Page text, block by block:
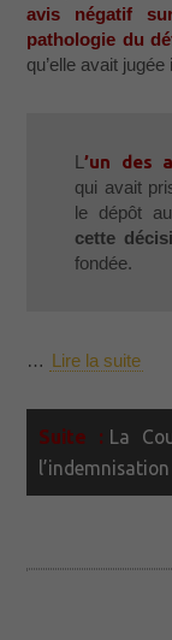
avis négatif
pathologie du
qu’elle avait
L’un des
qui avait
le dépôt au
cette
fondée.
… Lire la suite
La